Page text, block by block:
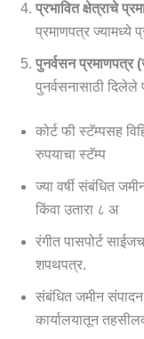
प्रभावित क्षेत्राचे
प्रमाणपत्र ज्यामध्ये
पुनर्वसन
पुनर्वसनासाठी दिलेले
कोर्ट फी स्टॅम्पसह
रुपयाचा स्टॅम्प
ज्या वर्षी संबंधित
किंवा उतारा ८ अ
रंगीत पासपोर्ट
शपथपत्र.
संबंधित जमीन
कार्यालयातून